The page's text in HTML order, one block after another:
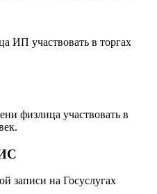
ИП участвовать в торгах
физлица участвовать в
записи на Госуслугах